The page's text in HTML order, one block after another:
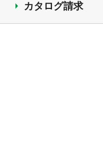
カタログ請求